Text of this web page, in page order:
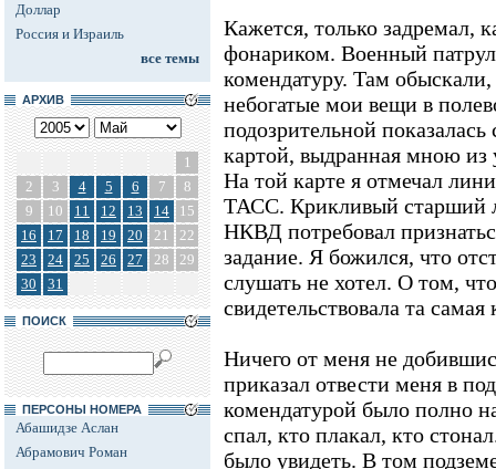
Доллар
Россия и Израиль
все темы
АРХИВ
1
2
3 4 5 6 7
8
9
10 11 12 13 14
15
16
17 18 19 20 21
22
23
24 25 26 27 28
29
30
31
ПОИСК
ПЕРСОНЫ НОМЕРА
Абашидзе Аслан
Абрамович Роман
Кажется, только задремал,
фонариком. Военный
комендатуру. Там
небогатые мои вещи в
подозрительной
картой, выдранная мною из
На той карте я отмечал
ТАСС. Крикливый старший
НКВД потребовал
задание. Я божился, что
слушать не хотел. О том,
свидетельствовала та самая
Ничего от меня не
приказал отвести меня в
комендатурой было полно
спал, кто плакал, кто
было увидеть. В том